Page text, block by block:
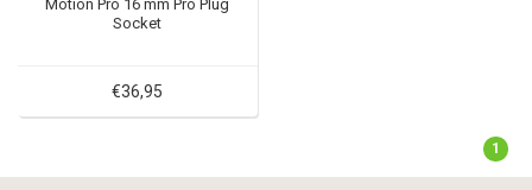
Motion Pro 16 mm Pro Plug
Socket
€36,95
1